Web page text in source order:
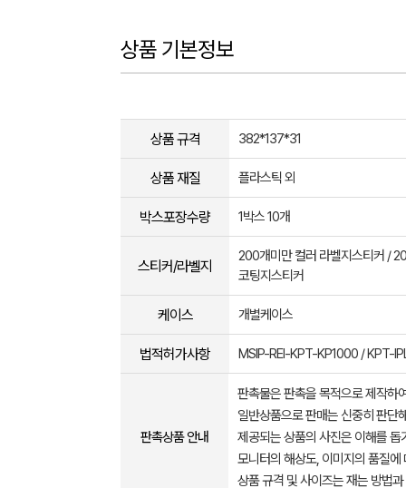
상품 기본정보
상품 규격 382*137*31
상품 재질 플라스틱 외
박스포장수량 1박스 10개
스티커/라벨지
200개미만 컬러 라벨지스티커 /
코팅지스티커
케이스 개별케이스
법적허가사항 MSIP-REI-KPT-KP1000 / KPT-
판촉상품 안내
판촉물은 판촉을 목적으로 제작하
일반상품으로 판매는 신중히 판단
제공되는 상품의 사진은 이해를
모니터의 해상도, 이미지의 품질
상품 규격 및 사이즈는 재는 방법